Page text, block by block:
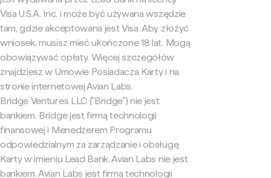
Visa U.S.A. Inc. i może być używana wszędzie
tam, gdzie akceptowana jest Visa. Aby złożyć
wniosek, musisz mieć ukończone 18 lat. Mogą
obowiązywać opłaty. Więcej szczegółów
znajdziesz w Umowie Posiadacza Karty i na
stronie internetowej Avian Labs.
Bridge Ventures LLC ("Bridge") nie jest
bankiem. Bridge jest firmą technologii
finansowej i Menedżerem Programu
odpowiedzialnym za zarządzanie i obsługę
Karty w imieniu Lead Bank. Avian Labs nie jest
bankiem. Avian Labs jest firmą technologii